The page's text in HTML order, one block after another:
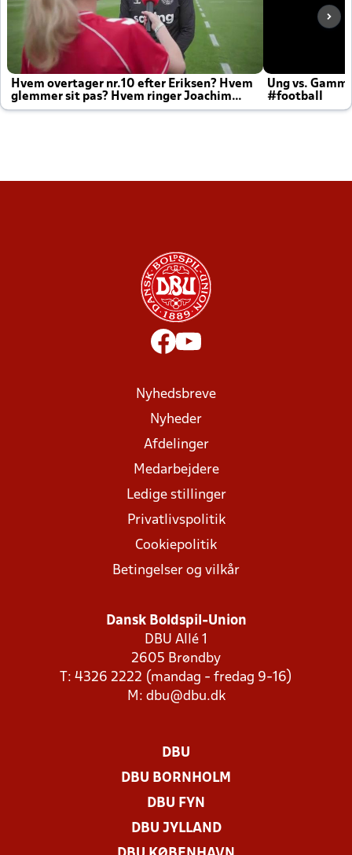
Hvem overtager nr.10 efter Eriksen? Hvem
glemmer sit pas? Hvem ringer Joachim
altid til efter kampe?
Ung vs.
#football
Nyhedsbreve
Nyheder
Afdelinger
Medarbejdere
Ledige stillinger
Privatlivspolitik
Cookiepolitik
Betingelser og vilkår
Dansk Boldspil-Union
DBU Allé 1
2605 Brøndby
T: 4326 2222 (mandag - fredag 9-16)
M: dbu@dbu.dk
DBU
DBU BORNHOLM
DBU FYN
DBU JYLLAND